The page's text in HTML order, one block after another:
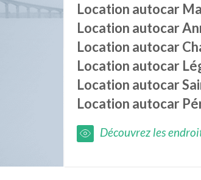
Location autocar
Location autocar
Location autocar
Location autocar
Location autocar
Location autocar
Découvrez les